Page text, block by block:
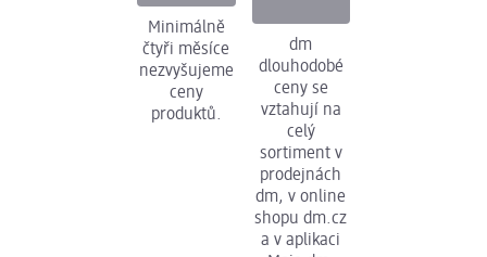
Minimálně
čtyři měsíce
nezvyšujeme
ceny
produktů.
dm
dlouhodobé
ceny se
vztahují na
celý
sortiment v
prodejnách
dm, v online
shopu dm.cz
a v aplikaci